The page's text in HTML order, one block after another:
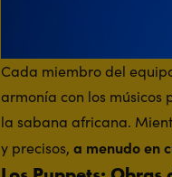
Cada miembro del
armonía con los
la sabana africana.
y precisos, a menudo en